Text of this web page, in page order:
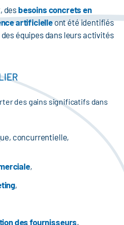
des besoins concrets en
artificielleont été identifiés
équipes dans leurs activités
des gains significatifs dans
concurrentielle,
,
,
des fournisseurs.